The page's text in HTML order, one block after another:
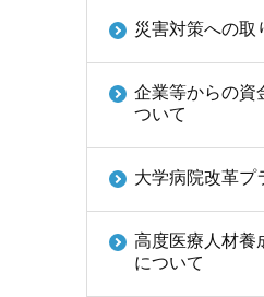
災害対策への取
企業等からの資
ついて
大学病院改革プ
高度医療人材養
について